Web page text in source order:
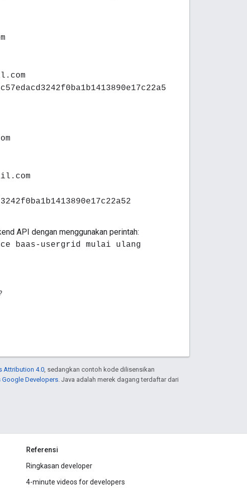
API dengan menggunakan perintah:
baas-usergrid mulai ulang
Attribution 4.0, sedangkan contoh kode dilisensikan
Google Developers. Java adalah merek dagang terdaftar dari
Referensi
Ringkasan developer
4-minute videos for developers